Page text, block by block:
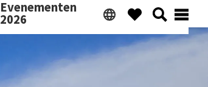
Evenementen
2026